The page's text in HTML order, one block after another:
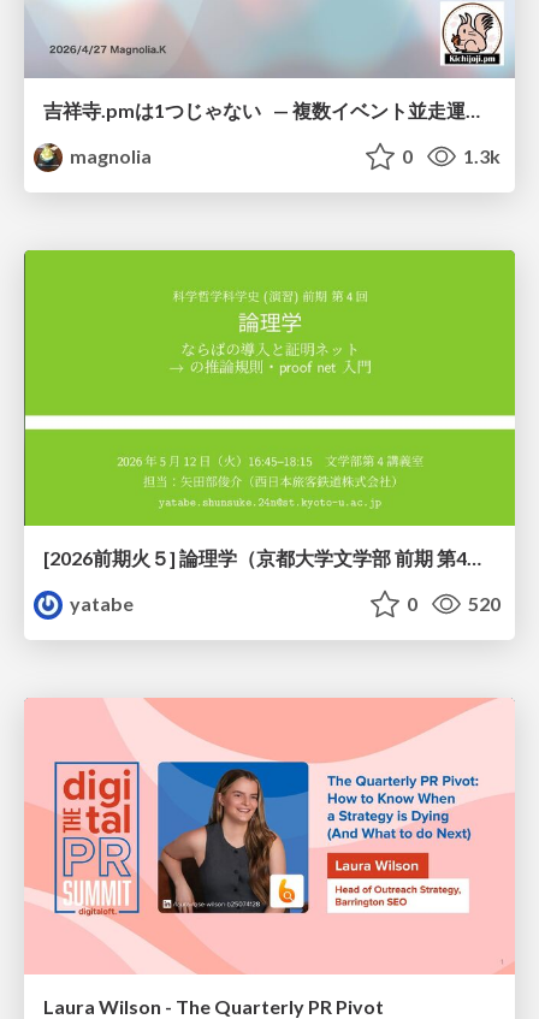
吉祥寺.pmは1つじゃない — 複数イベント並走運営の12年 —
magnolia
0 1.3k
[2026前期火５] 論理学（京都大学文学部 前期 第4回）「 ならば（→）の導入と証明ネット」
yatabe
0 520
Laura Wilson - The Quarterly PR Pivot